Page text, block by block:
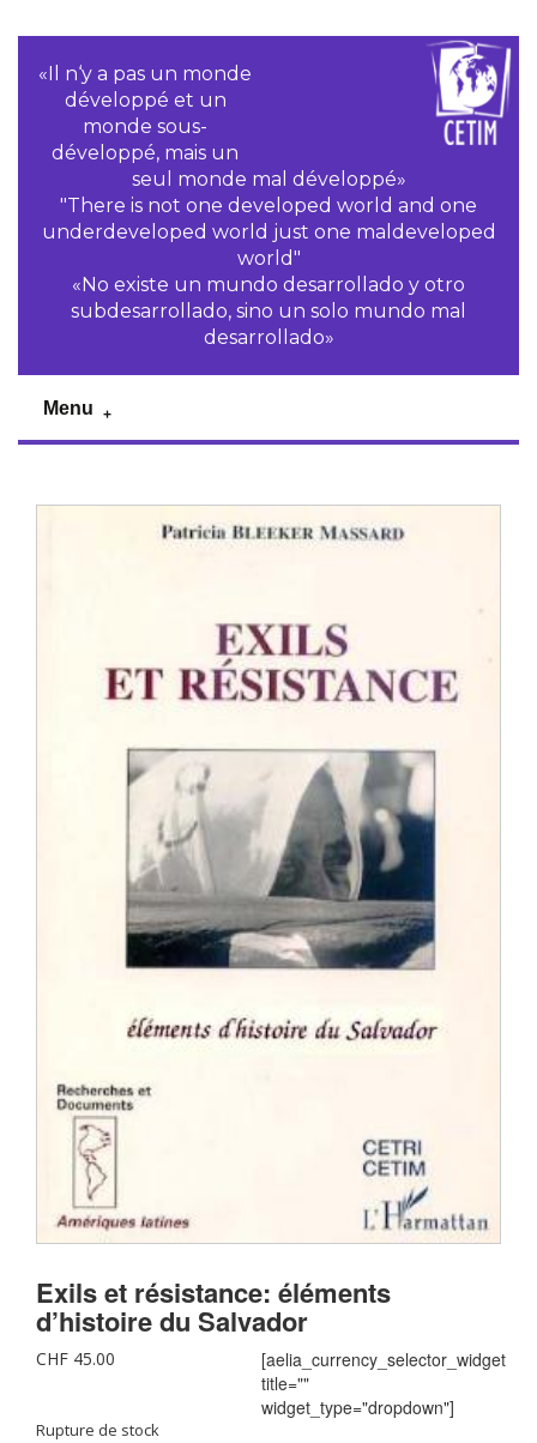
«Il n‘y a pas un monde
développé et un
monde sous-
développé, mais un
seul monde mal développé»
"There is not one developed world and one
underdeveloped world just one maldeveloped
world"
«No existe un mundo desarrollado y otro
subdesarrollado, sino un solo mundo mal
desarrollado»
Menu
Exils et résistance: éléments
d’histoire du Salvador
[aelia_currency_selector_widget
title=""
widget_type="dropdown"]
CHF 45.00
Rupture de stock